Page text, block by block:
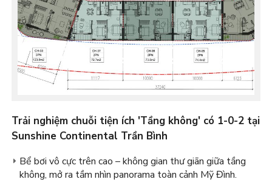
Trải nghiệm chuỗi tiện ích 'Tầng không' có 1-0-2 tại
Sunshine Continental Trần Bình
Bể bơi vô cực trên cao – không gian thư giãn giữa tầng
không, mở ra tầm nhìn panorama toàn cảnh Mỹ Đình.